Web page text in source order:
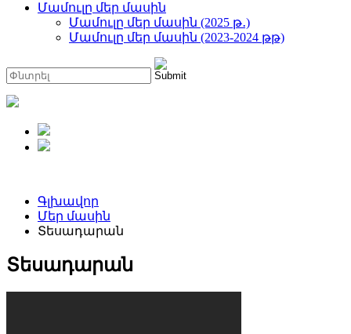
Մամուլը մեր մասին
Մամուլը մեր մասին (2025 թ․)
Մամուլը մեր մասին (2023-2024 թթ)
Գլխավոր
Մեր մասին
Տեսադարան
Տեսադարան